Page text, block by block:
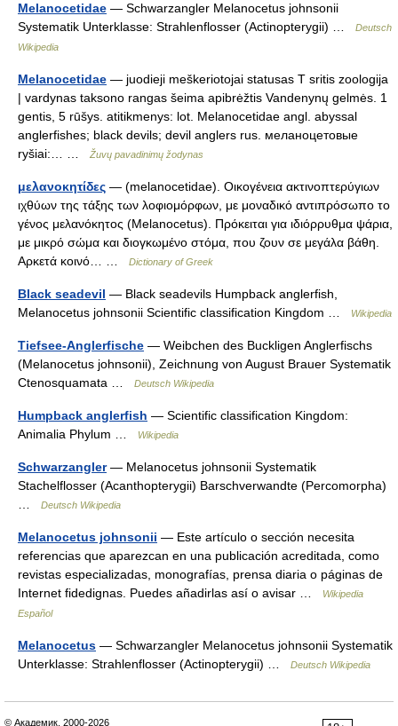
Melanocetidae — Schwarzangler Melanocetus johnsonii
Systematik Unterklasse: Strahlenflosser (Actinopterygii) …
Deutsch
Wikipedia
Melanocetidae — juodieji meškeriotojai statusas T sritis zoologija
| vardynas taksono rangas šeima apibrėžtis Vandenynų gelmės. 1
gentis, 5 rūšys. atitikmenys: lot. Melanocetidae angl. abyssal
anglerfishes; black devils; devil anglers rus. меланоцетовые
ryšiai:… …
Žuvų pavadinimų žodynas
μελανοκητίδες — (melanocetidae). Οικογένεια ακτινοπτερύγιων
ιχθύων της τάξης των λοφιομόρφων, με μοναδικό αντιπρόσωπο το
γένος μελανόκητος (Μelanocetus). Πρόκειται για ιδιόρρυθμα ψάρια,
με μικρό σώμα και διογκωμένο στόμα, που ζουν σε μεγάλα βάθη.
Αρκετά κοινό… …
Dictionary of Greek
Black seadevil — Black seadevils Humpback anglerfish,
Melanocetus johnsonii Scientific classification Kingdom …
Wikipedia
Tiefsee-Anglerfische — Weibchen des Buckligen Anglerfischs
(Melanocetus johnsonii), Zeichnung von August Brauer Systematik
Ctenosquamata …
Deutsch Wikipedia
Humpback anglerfish — Scientific classification Kingdom:
Animalia Phylum …
Wikipedia
Schwarzangler— Melanocetus johnsonii Systematik
Stachelflosser (Acanthopterygii) Barschverwandte (Percomorpha)
Deutsch Wikipedia
Melanocetus johnsonii — Este artículo o sección necesita
referencias que aparezcan en una publicación acreditada, como
revistas especializadas, monografías, prensa diaria o páginas de
Internet fidedignas. Puedes añadirlas así o avisar …
Wikipedia
Español
Melanocetus — Schwarzangler Melanocetus johnsonii Systematik
Unterklasse: Strahlenflosser (Actinopterygii) …
Deutsch Wikipedia
© Академик, 2000-2026